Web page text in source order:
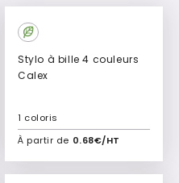
Stylo à bille 4 couleurs
Calex
À partir de 0.68€/HT
1 coloris
Ajouter à mon devis